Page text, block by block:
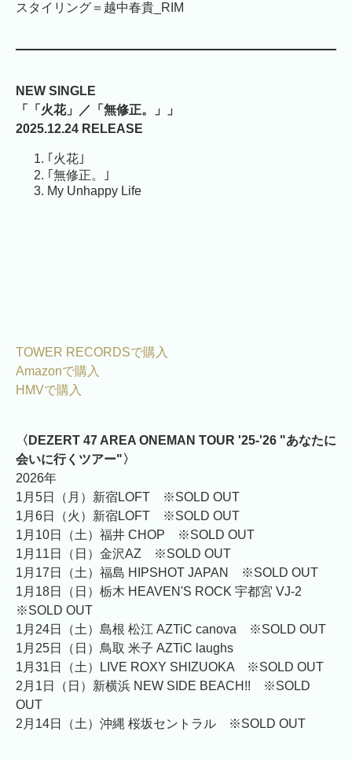
スタイリング＝越中春貴_RIM
NEW SINGLE
「「火花」／「無修正。」」
2025.12.24 RELEASE
｢火花｣
｢無修正。｣
My Unhappy Life
TOWER RECORDSで購入
Amazonで購入
HMVで購入
〈DEZERT 47 AREA ONEMAN TOUR '25-'26 "あなたに
会いに行くツアー"〉
2026年
1月5日（月）新宿LOFT ※SOLD OUT
1月6日（火）新宿LOFT ※SOLD OUT
1月10日（土）福井 CHOP ※SOLD OUT
1月11日（日）金沢AZ ※SOLD OUT
1月17日（土）福島 HIPSHOT JAPAN ※SOLD OUT
1月18日（日）栃木 HEAVEN'S ROCK 宇都宮 VJ-2
※SOLD OUT
1月24日（土）島根 松江 AZTiC canova ※SOLD OUT
1月25日（日）鳥取 米子 AZTiC laughs
1月31日（土）LIVE ROXY SHIZUOKA ※SOLD OUT
2月1日（日）新横浜 NEW SIDE BEACH!! ※SOLD
OUT
2月14日（土）沖縄 桜坂セントラル ※SOLD OUT